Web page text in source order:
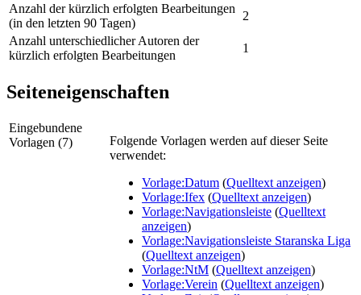
Anzahl der kürzlich erfolgten Bearbeitungen
(in den letzten 90 Tagen)
2
Anzahl unterschiedlicher Autoren der
kürzlich erfolgten Bearbeitungen
1
Seiteneigenschaften
Eingebundene
Vorlagen (7)
Folgende Vorlagen werden auf dieser Seite
verwendet:
Vorlage:Datum (Quelltext anzeigen)
Vorlage:Ifex (Quelltext anzeigen)
Vorlage:Navigationsleiste (Quelltext
anzeigen)
Vorlage:Navigationsleiste Staranska Liga
(Quelltext anzeigen)
Vorlage:NtM (Quelltext anzeigen)
Vorlage:Verein (Quelltext anzeigen)